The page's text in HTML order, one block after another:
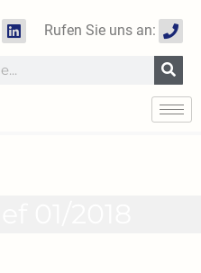
L
i
k
Rufen Sie uns an:
P
h
o
n
e